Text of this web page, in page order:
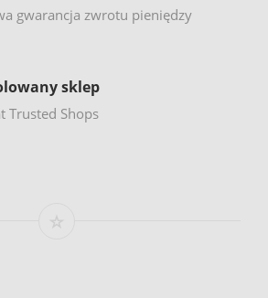
gwarancja zwrotu pieniędzy
sklep
Trusted Shops